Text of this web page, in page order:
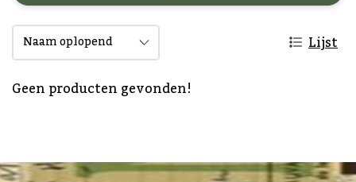
Lijst
Geen producten gevonden!